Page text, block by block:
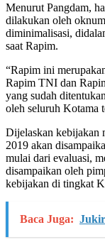
Menurut Pangdam,
dilakukan oleh
diminimalisasi,
saat Rapim.
“Rapim ini
Rapim TNI dan
yang sudah
oleh seluruh Kotama
Dijelaskan kebijakan
2019 akan
mulai dari evaluasi,
disampaikan oleh
kebijakan di tingkat
Baca Juga: